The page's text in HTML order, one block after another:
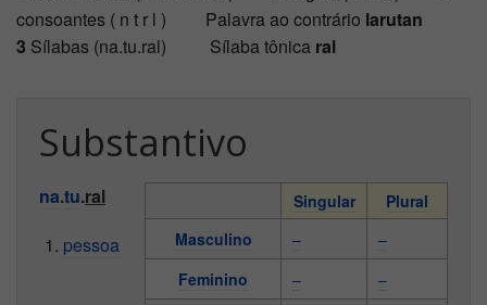
consoantes ( n t r l ) Palavra ao contrário larutan
3 Sílabas (na.tu.ral) Sílaba tônica ral
Substantivo
Singular
Plural
Masculino
–
–
Feminino
– –
na.tu.ral
pessoa